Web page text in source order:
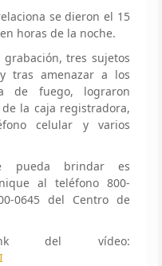
se dieron el 15
horas de la noche.
tres sujetos
tras amenazar a los
de fuego, lograron
la caja registradora,
celular y varios
pueda brindar es
al teléfono 800-
0645 del Centro de
del vídeo: